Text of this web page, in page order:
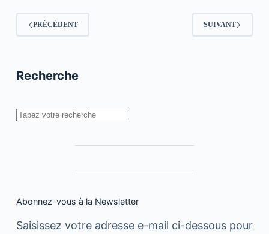
pour
fêter
Achoura
PRÉCÉDENT SUIVANT
Recherche
Rechercher
Abonnez-vous à la Newsletter
Saisissez votre adresse e-mail ci-dessous pour